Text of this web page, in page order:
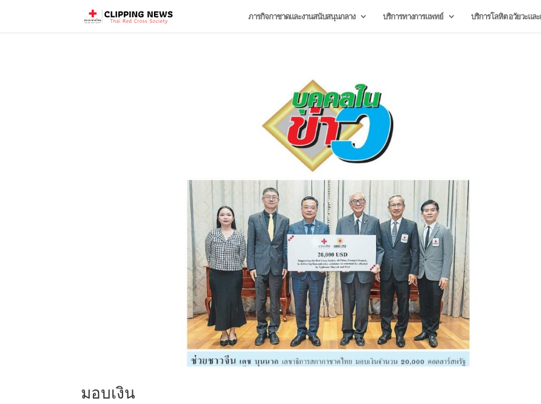
ภารกิจกาชาดและงานสนับสนุนกลาง บริการทางการแพทย์ บริการโลหิต อวัยวะแ
มอบเงิน